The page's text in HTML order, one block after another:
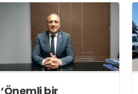
boyunca Değirmendere
İskele meydanında
gerçekleştirildi
‘Önemli bir